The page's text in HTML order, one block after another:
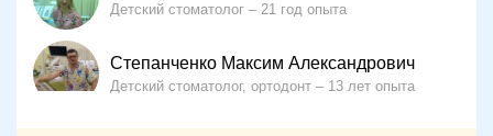
Детский стоматолог 21 год опыта
Степанченко Максим Александрович
Детский стоматолог, ортодонт 13 лет опыта